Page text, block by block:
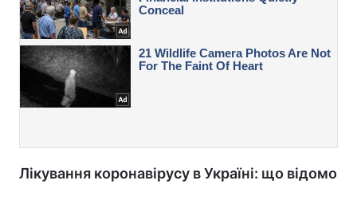
Лікування коронавірусу в Україні: що відомо